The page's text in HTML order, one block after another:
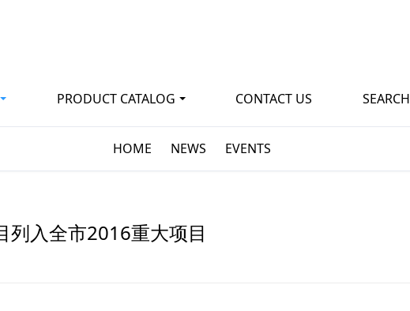
PRODUCT CATALOG CONTACT US SEARCH
HOME NEWS EVENTS
列入全市2016重大项目